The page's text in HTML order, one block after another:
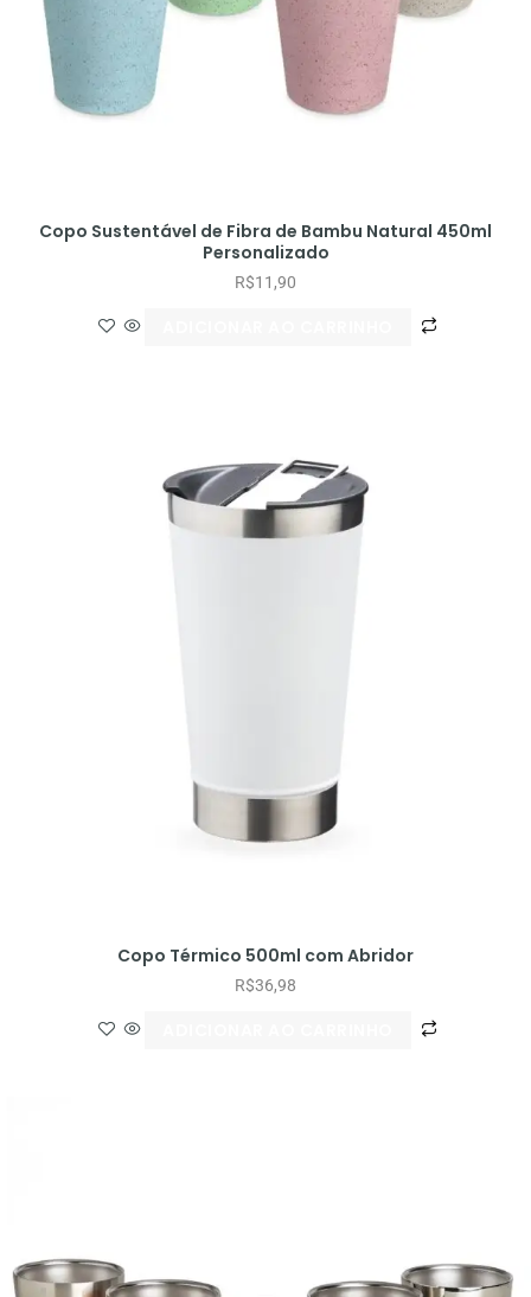
Copo Sustentável de Fibra de Bambu Natural 450ml
Personalizado
R$11,90
Copo Térmico 500ml com Abridor
R$36,98